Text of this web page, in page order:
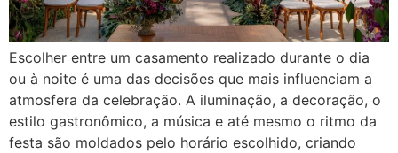
Escolher entre um casamento realizado durante o dia
ou à noite é uma das decisões que mais influenciam a
atmosfera da celebração. A iluminação, a decoração, o
estilo gastronômico, a música e até mesmo o ritmo da
festa são moldados pelo horário escolhido, criando